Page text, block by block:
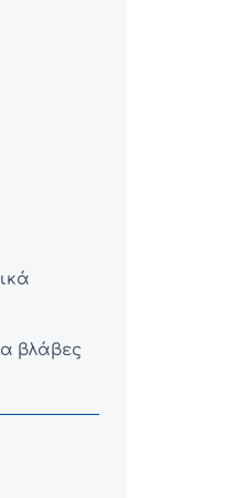
βλάβες